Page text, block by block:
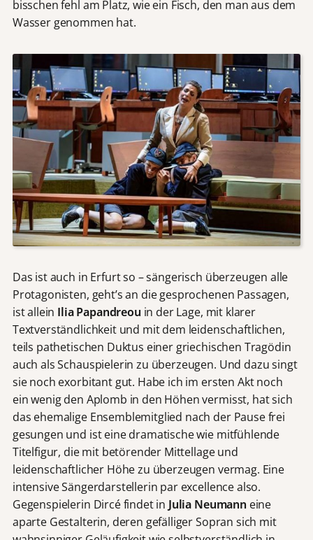
bisschen fehl am Platz, wie ein Fisch, den man aus dem
Wasser genommen hat.
Das ist auch in Erfurt so – sängerisch überzeugen alle
Protagonisten, geht’s an die gesprochenen Passagen,
ist allein Ilia Papandreou in der Lage, mit klarer
Textverständlichkeit und mit dem leidenschaftlichen,
teils pathetischen Duktus einer griechischen Tragödin
auch als Schauspielerin zu überzeugen. Und dazu singt
sie noch exorbitant gut. Habe ich im ersten Akt noch
ein wenig den Aplomb in den Höhen vermisst, hat sich
das ehemalige Ensemblemitglied nach der Pause frei
gesungen und ist eine dramatische wie mitfühlende
Titelfigur, die mit betörender Mittellage und
leidenschaftlicher Höhe zu überzeugen vermag. Eine
intensive Sängerdarstellerin par excellence also.
Gegenspielerin Dircé findet in Julia Neumanneine
aparte Gestalterin, deren gefälliger Sopran sich mit